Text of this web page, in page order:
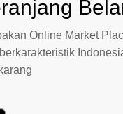
Online Market